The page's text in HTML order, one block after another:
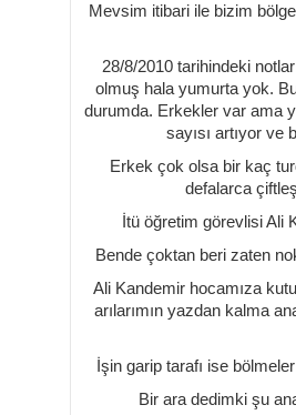
Mevsim itibari ile bizim
28/8/2010 tarihindeki
olmuş hala yumurta yok.
durumda. Erkekler var ama
sayısı artıyor ve
Erkek çok olsa bir kaç
defalarca
İtü öğretim görevlisi Ali
Bende çoktan beri zaten
Ali Kandemir hocamıza
arılarımın yazdan kalma
İşin garip tarafı ise
Bir ara dedimki şu